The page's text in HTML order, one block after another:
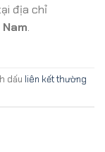
địa chỉ
.
dấu liên kết thường